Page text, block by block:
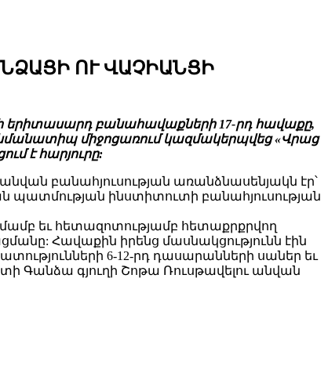
ՈՒ ՎԱՉԻԱՆՑԻ
երիտասարդ բանահավաքների 17-րդ հավաքը,
միջոցառում կազմակերպվեց «Վրաց
է հարյուրը:
բանահյուսության առանձնասենյակն էր՝
պատմության ինստիտուտի բանահյուսության
եւ հետազոտությամբ հետաքրքրվող
Հավաքին իրենց մասնակցությունն էին
6-12-րդ դասարանների սաներ եւ
Գանձա գյուղի Շոթա Ռուսթավելու անվան